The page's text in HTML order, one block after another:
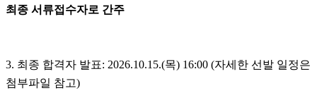
최종 서류접수자로 간주
3. 최종 합격자 발표: 2026.10.15.(목) 16:00 (자세한 선발 일정은
첨부파일 참고)